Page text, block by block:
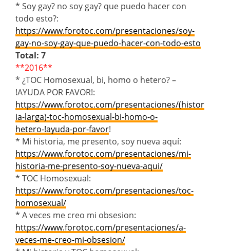
* Soy gay? no soy gay? que puedo hacer con
todo esto?:
https://www.forotoc.com/presentaciones/soy-
gay-no-soy-gay-que-puedo-hacer-con-todo-esto
Total: 7
**2016**
* ¿TOC Homosexual, bi, homo o hetero? –
!AYUDA POR FAVOR!:
https://www.forotoc.com/presentaciones/(histor
ia-larga)-toc-homosexual-bi-homo-o-
hetero-!ayuda-por-favor!
* Mi historia, me presento, soy nueva aquí:
https://www.forotoc.com/presentaciones/mi-
historia-me-presento-soy-nueva-aqui/
* TOC Homosexual:
https://www.forotoc.com/presentaciones/toc-
homosexual/
* A veces me creo mi obsesion:
https://www.forotoc.com/presentaciones/a-
veces-me-creo-mi-obsesion/